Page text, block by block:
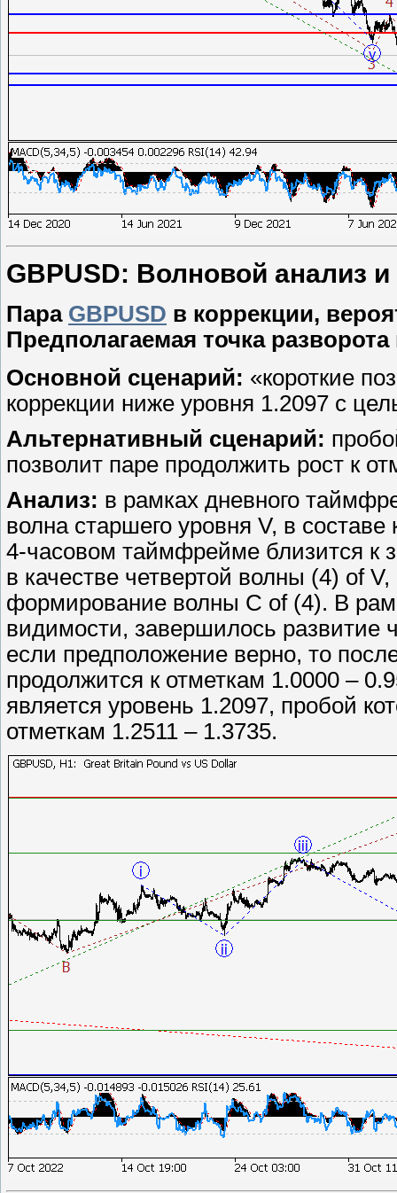
GBPUSD: Волновой анализ и
Пара GBPUSD в коррекции,
Предполагаемая точка
Основной сценарий: «короткие
коррекции ниже уровня 1.2097 с
Альтернативный сценарий:
позволит паре продолжить рост к
Анализ: в рамках дневного
волна старшего уровня V, в
4-часовом таймфрейме близится к
в качестве четвертой волны (4) of
формирование волны С of (4). В
видимости, завершилось развитие
если предположение верно, то
продолжится к отметкам 1.0000 –
является уровень 1.2097, пробой
отметкам 1.2511 – 1.3735.